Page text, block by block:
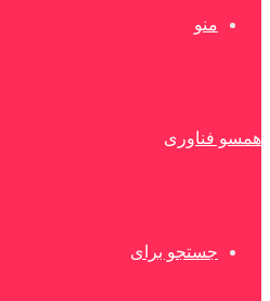
منو
همسو فناوری
جستجو برای